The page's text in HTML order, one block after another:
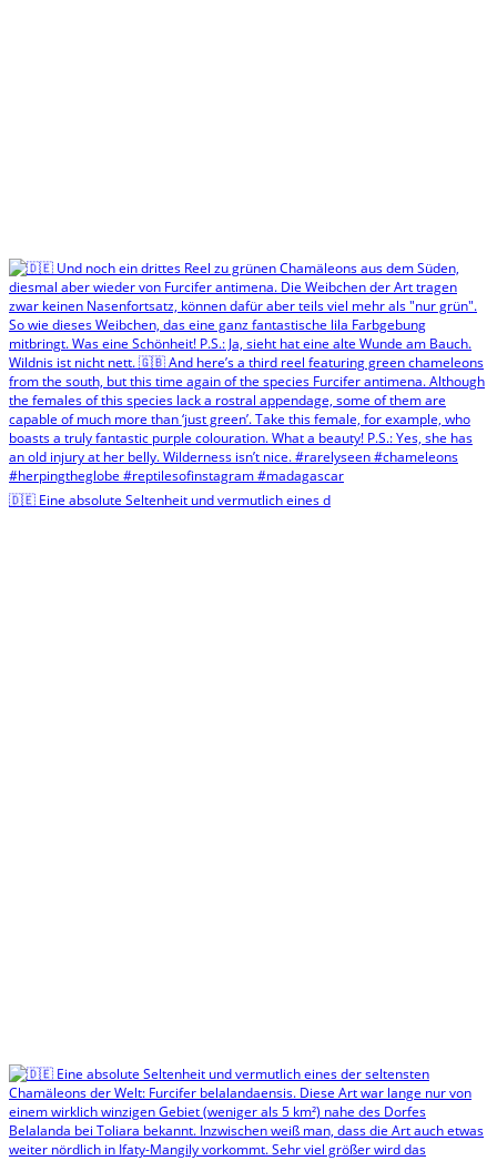
🇩🇪 Eine absolute Seltenheit und vermutlich eines d